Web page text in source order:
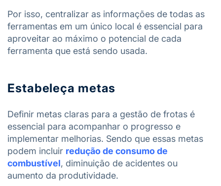
Por isso, centralizar as informações de todas as
ferramentas em um único local é essencial para
aproveitar ao máximo o potencial de cada
ferramenta que está sendo usada.
Estabeleça metas
Definir metas claras para a gestão de frotas é
essencial para acompanhar o progresso e
implementar melhorias. Sendo que essas metas
podem incluir redução de consumo de
combustível, diminuição de acidentes ou
aumento da produtividade.